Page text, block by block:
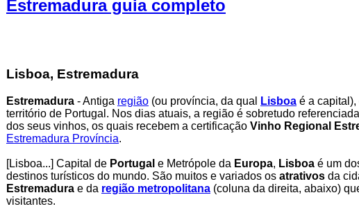
Estremadura guia completo
Lisboa, Estremadura
Estremadura - Antiga região (ou província, da qual Lisboa é a
território de Portugal. Nos dias atuais, a região é sobretudo
dos seus vinhos, os quais recebem a certificação Vinho Regional
Estremadura Província.
[Lisboa...] Capital de Portugal e Metrópole da Europa, Lisboa é um
destinos turísticos do mundo. São muitos e variados os atrativos da
Estremadura e da região metropolitana (coluna da direita, abaixo)
visitantes.